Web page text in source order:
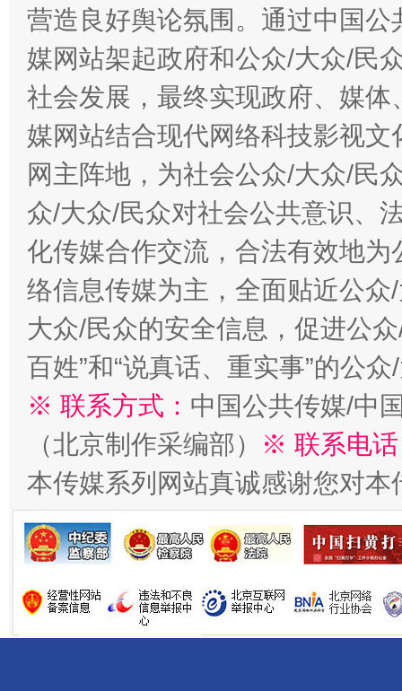
东山县通报“牛蛙产品抗生素超标问题” 法
千年窑火 生生不息 一
营造良好舆论氛围。通过中国
媒网站架起政府和公众/大众/民
社会发展，最终实现政府、媒
媒网站结合现代网络科技影视
网主阵地，为社会公众/大众/民
众/大众/民众对社会公共意识、
化传媒合作交流，合法有效地
络信息传媒为主，全面贴近公
大众/民众的安全信息，促进公
百姓”和“说真话、重实事”的公
※ 联系方式： 中国公共传媒/中
（北京制作采编部）
※ 联系电
本传媒系列网站真诚感谢您对